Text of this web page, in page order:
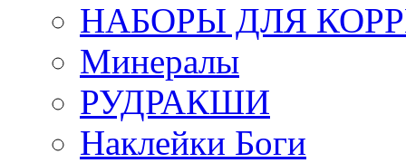
НАБОРЫ ДЛЯ
Минералы
РУДРАКШИ
Наклейки Боги